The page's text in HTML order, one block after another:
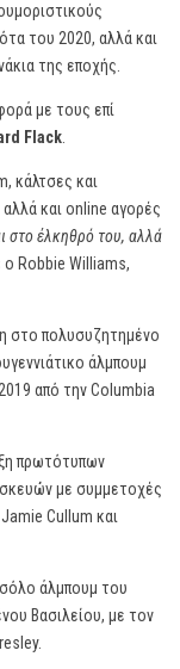
του 2020, αλλά και
της εποχής.
με τους επί
Flack
κάλτσες και
και online αγορές
στο έλκηθρό του, αλλά
ο Robbie Williams,
στο πολυσυζητημένο
άλμπουμ
από την Columbia
πρωτότυπων
με συμμετοχές
Cullum και
άλμπουμ του
Βασιλείου, με τον